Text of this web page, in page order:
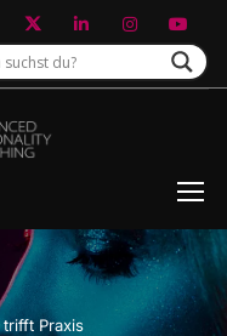
trifft Praxis